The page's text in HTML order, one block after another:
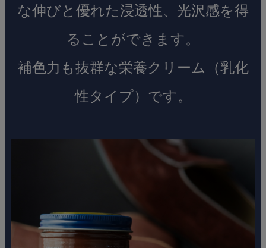
な伸びと優れた浸透性、光沢感を得
ることができます。
補色力も抜群な栄養クリーム（乳化
性タイプ）です。